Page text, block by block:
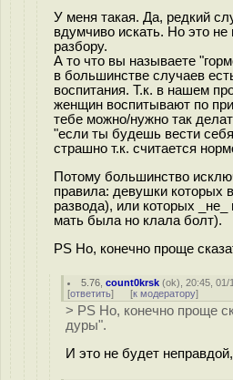
У меня такая. Да, редкий
вдумчиво искать. Но это
разбору.
А то что вы называете
в большинстве случаев
воспитания. Т.к. в нашем
женщин воспитывают по
тебе можно/нужно так
"если ты будешь вести
страшно т.к. считается
Потому большинство
правила: девушки которых
развода), или которых
мать была но клала болт).
PS Но, конечно проще
5.76 ,count0krsk (ok), 20:45, 01/
[ответить] [к модератору]
> PS Но, конечно проще
дуры".
И это не будет